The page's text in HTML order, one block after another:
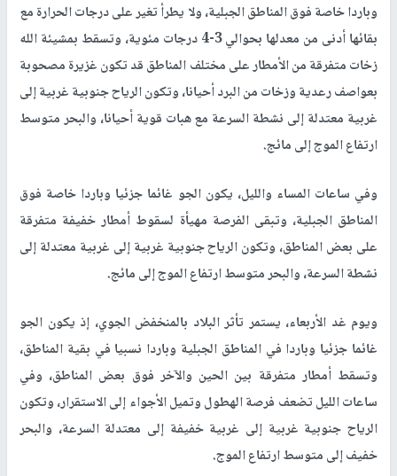
وباردا خاصة فوق المناطق الجبلية، ولا يطرأ تغير على درجات الحرارة مع
بقائها أدنى من معدلها بحوالي 3-4 درجات مئوية، وتسقط بمشيئة الله
زخات متفرقة من الأمطار على مختلف المناطق قد تكون غزيرة مصحوبة
بعواصف رعدية وزخات من البرد أحيانا، وتكون الرياح جنوبية غربية إلى
غربية معتدلة إلى نشطة السرعة مع هبات قوية أحيانا، والبحر متوسط
ارتفاع الموج إلى مائج.
وفي ساعات المساء والليل، يكون الجو غائما جزئيا وباردا خاصة فوق
المناطق الجبلية، وتبقى الفرصة مهيأة لسقوط أمطار خفيفة متفرقة
على بعض المناطق، وتكون الرياح جنوبية غربية إلى غربية معتدلة إلى
نشطة السرعة، والبحر متوسط ارتفاع الموج إلى مائج.
ويوم غد الأربعاء، يستمر تأثر البلاد بالمنخفض الجوي، إذ يكون الجو
غائما جزئيا وباردا في المناطق الجبلية وباردا نسبيا في بقية المناطق،
وتسقط أمطار متفرقة بين الحين والآخر فوق بعض المناطق، وفي
ساعات الليل تضعف فرصة الهطول وتميل الأجواء إلى الاستقرار، وتكون
الرياح جنوبية غربية إلى غربية خفيفة إلى معتدلة السرعة، والبحر
خفيف إلى متوسط ارتفاع الموج.